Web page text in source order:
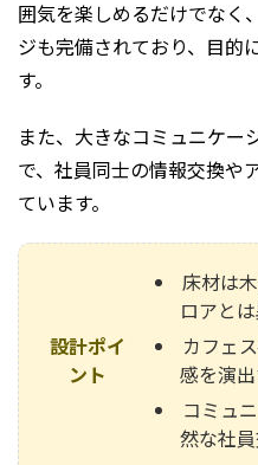
囲気を楽しめるだけでなく
ジも完備されており、目的
す。
また、大きなコミュニケー
で、社員同士の情報交換や
ています。
設計ポイ
ント
床材は
ロアと
カフェ
感を演
コミュ
然な社